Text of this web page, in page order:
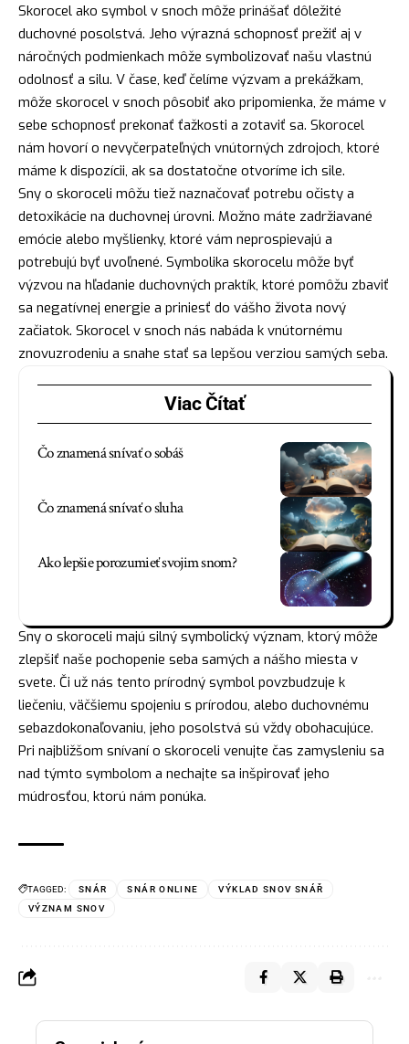
Skorocel ako symbol v snoch môže prinášať dôležité
duchovné posolstvá. Jeho výrazná schopnosť prežiť aj v
náročných podmienkach môže symbolizovať našu vlastnú
odolnosť a silu. V čase, keď čelíme výzvam a prekážkam,
môže skorocel v snoch pôsobiť ako pripomienka, že máme v
sebe schopnosť prekonať ťažkosti a zotaviť sa. Skorocel
nám hovorí o nevyčerpateľných vnútorných zdrojoch, ktoré
máme k dispozícii, ak sa dostatočne otvoríme ich sile.
Sny o skoroceli môžu tiež naznačovať potrebu očisty a
detoxikácie na duchovnej úrovni. Možno máte zadržiavané
emócie alebo myšlienky, ktoré vám neprospievajú a
potrebujú byť uvoľnené. Symbolika skorocelu môže byť
výzvou na hľadanie duchovných praktík, ktoré pomôžu zbaviť
sa negatívnej energie a priniesť do vášho života nový
začiatok. Skorocel v snoch nás nabáda k vnútornému
znovuzrodeniu a snahe stať sa lepšou verziou samých seba.
Viac Čítať
Čo znamená snívať o sobáš
Čo znamená snívať o sluha
Ako lepšie porozumieť svojim snom?
Sny o skoroceli majú silný symbolický význam, ktorý môže
zlepšiť naše pochopenie seba samých a nášho miesta v
svete. Či už nás tento prírodný symbol povzbudzuje k
liečeniu, väčšiemu spojeniu s prírodou, alebo duchovnému
sebazdokonaľovaniu, jeho posolstvá sú vždy obohacujúce.
Pri najbližšom snívaní o skoroceli venujte čas zamysleniu sa
nad týmto symbolom a nechajte sa inšpirovať jeho
múdrosťou, ktorú nám ponúka.
TAGGED: SNÁR SNÁR ONLINE
VÝKLAD SNOV SNÁŘ
VÝZNAM SNOV